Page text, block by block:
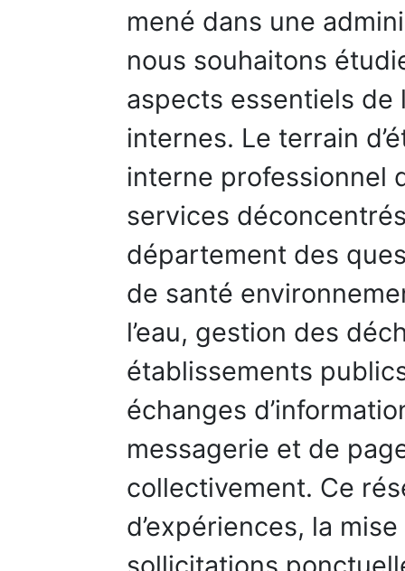
mené dans une
nous souhaitons
aspects essentiels de
internes. Le terrain
interne professionnel
services
département des
de santé
l’eau, gestion des
établissements
échanges
messagerie et de
collectivement. Ce
d’expériences, la